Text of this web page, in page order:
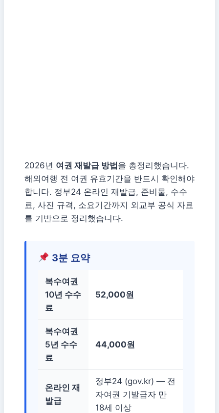
2026년 여권 재발급 방법을 총정리했습니다.
해외여행 전 여권 유효기간을 반드시 확인해야
합니다. 정부24 온라인 재발급, 준비물, 수수
료, 사진 규격, 소요기간까지 외교부 공식 자료
를 기반으로 정리했습니다.
3분 요약
복수여권
10년 수수
료
52,000원
복수여권
5년 수수
료
44,000원
온라인 재
발급
정부24 (gov.kr) — 전
자여권 기발급자 만
18세 이상